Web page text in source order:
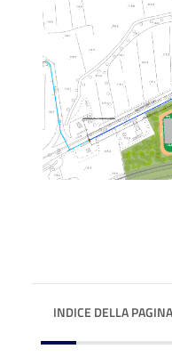
INDICE DELLA PAGINA